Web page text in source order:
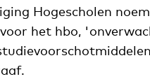
Hogescholen
het hbo,